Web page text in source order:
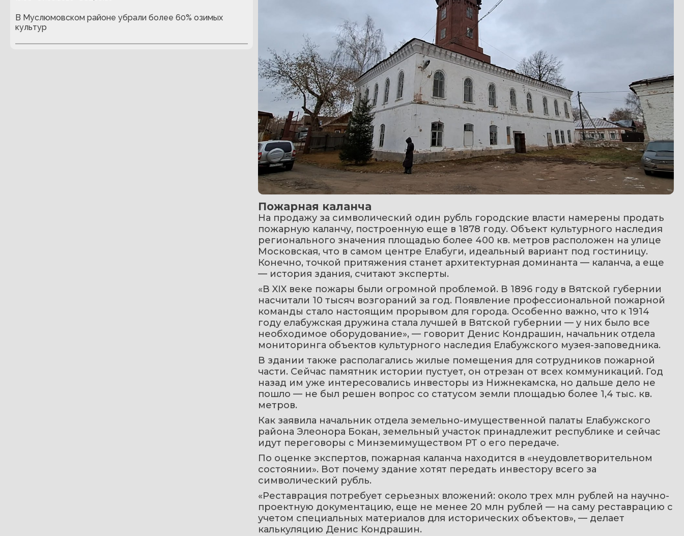
В Муслюмовском районе убрали более 60% озимых
культур
Пожарная каланча
На продажу за символический один рубль городские власти намерены продать
пожарную каланчу, построенную еще в 1878 году. Объект культурного наследия
регионального значения площадью более 400 кв. метров расположен на улице
Московская, что в самом центре Елабуги, идеальный вариант под гостиницу.
Конечно, точкой притяжения станет архитектурная доминанта — каланча, а еще
— история здания, считают эксперты.
«В XIX веке пожары были огромной проблемой. В 1896 году в Вятской губернии
насчитали 10 тысяч возгораний за год. Появление профессиональной пожарной
команды стало настоящим прорывом для города. Особенно важно, что к 1914
году елабужская дружина стала лучшей в Вятской губернии — у них было все
необходимое оборудование», — говорит Денис Кондрашин, начальник отдела
мониторинга объектов культурного наследия Елабужского музея-заповедника.
В здании также располагались жилые помещения для сотрудников пожарной
части. Сейчас памятник истории пустует, он отрезан от всех коммуникаций. Год
назад им уже интересовались инвесторы из Нижнекамска, но дальше дело не
пошло — не был решен вопрос со статусом земли площадью более 1,4 тыс. кв.
метров.
Как заявила начальник отдела земельно-имущественной палаты Елабужского
района Элеонора Бокан, земельный участок принадлежит республике и сейчас
идут переговоры с Минземимуществом РТ о его передаче.
По оценке экспертов, пожарная каланча находится в «неудовлетворительном
состоянии». Вот почему здание хотят передать инвестору всего за
символический рубль.
«Реставрация потребует серьезных вложений: около трех млн рублей на научно-
проектную документацию, еще не менее 20 млн рублей — на саму реставрацию с
учетом специальных материалов для исторических объектов», — делает
калькуляцию Денис Кондрашин.